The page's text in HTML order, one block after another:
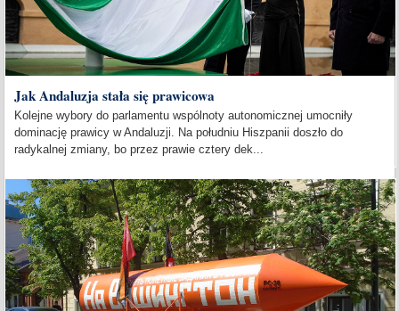
Jak Andaluzja stała się prawicowa
Kolejne wybory do parlamentu wspólnoty autonomicznej umocniły
dominację prawicy w Andaluzji. Na południu Hiszpanii doszło do
radykalnej zmiany, bo przez prawie cztery dek...